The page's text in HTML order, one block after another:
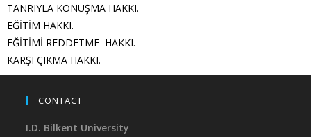
TANRIYLA KONUŞMA HAKKI.
EĞİTİM HAKKI.
EĞİTİMİ REDDETME HAKKI.
KARŞI ÇIKMA HAKKI.
CONTACT
I.D. Bilkent University